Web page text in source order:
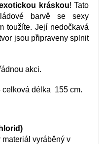
kráskou! Tato
barvě se sexy
toužíte. Její nedočkavá
jsou připraveny splnit
akci.
celková délka 155 cm.
materiál vyráběný v